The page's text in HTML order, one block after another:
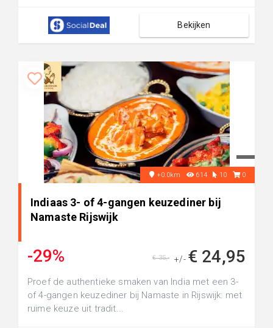
Bekijken
+0.0km 614 10 0
Indiaas 3- of 4-gangen keuzediner bij
Namaste Rijswijk
-29% +/- € 24,95
€ 35,-
Proef de authentieke smaken van India met een 3-
of 4-gangen keuzediner bij Namaste in Rijswijk: met
ruime keuze uit tradit...